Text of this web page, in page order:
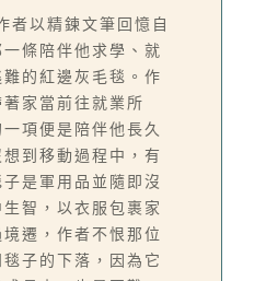
者以精鍊文筆回憶自
條陪伴他求學、就
的紅邊灰毛毯。作
家當前往就業所
項便是陪伴他長久
到移動過程中，有
是軍用品並隨即沒
智，以衣服包裹家
遷，作者不恨那位
子的下落，因為它